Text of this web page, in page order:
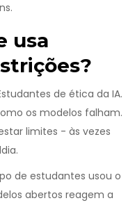
usa
de ética da IA.
os modelos falham.
limites - às vezes
de estudantes usou o
abertos reagem a